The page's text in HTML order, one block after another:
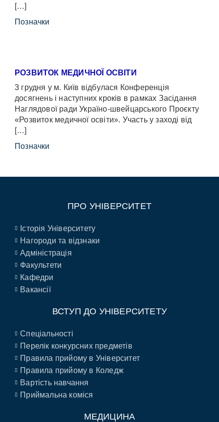
[…]
Позначки
РОЗВИТОК МЕДИЧНОЇ ОСВІТИ
3 грудня у м. Київ відбулася Конференція
досягнень і наступних кроків в рамках Засідання
Наглядової ради Україно-швейцарського Проєкту
«Розвиток медичної освіти». Участь у заході від
[…]
Позначки
ПРО УНІВЕРСИТЕТ
Історія Університету
Нагороди та відзнаки
Адміністрація
Факультети
Кафедри
Вакансії
ВСТУП ДО УНІВЕРСИТЕТУ
Спеціальності
Перелік конкурсних предметів
Правила прийому в Університет
Правила прийому в Коледж
Вартість навчання
Приймальна коміся
МЕДИЦИНА